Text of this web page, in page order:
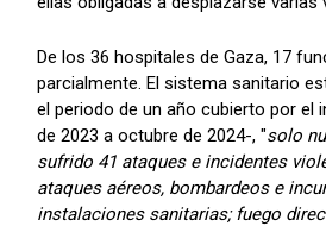
De los 36 hospitales de Gaza, 17
parcialmente. El sistema sanitario
el periodo de un año cubierto por el
de 2023 a octubre de 2024-, "solo
sufrido 41 ataques e incidentes
ataques aéreos, bombardeos e
instalaciones sanitarias; fuego